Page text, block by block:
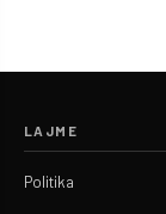
LAJME
Politika